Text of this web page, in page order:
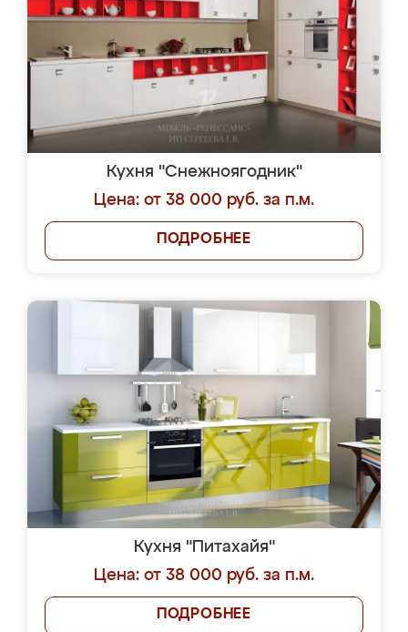
Кухня "Снежноягодник"
Цена: от 38 000 руб. за п.м.
ПОДРОБНЕЕ
Кухня "Питахайя"
Цена: от 38 000 руб. за п.м.
ПОДРОБНЕЕ